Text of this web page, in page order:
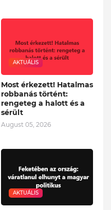
AKTUÁLIS
Most érkezett! Hatalmas
robbanás történt:
rengeteg a halott és a
sérült
August 05, 2026
AKTUÁLIS